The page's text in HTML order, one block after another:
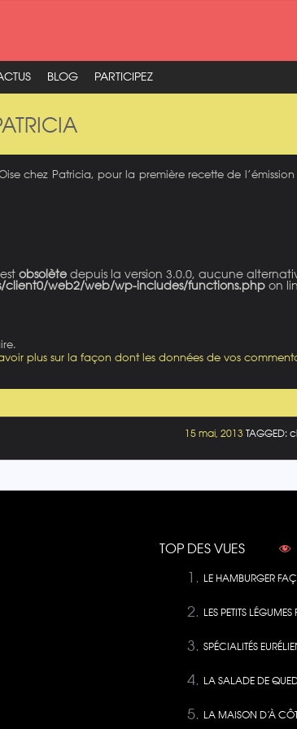
BLOG PARTICIPEZ
chez Patricia, pour la première recette de
obsolète depuis la version 3.0.0, aucune
client0/web2/web/wp-includes/functions.php on
plus sur la façon dont les données de vos
15 mai, 2013 TAGGED:
TOP DES VUES
LE HAMBURGER
LES PETITS
SPÉCIALITÉS
LA SALADE DE
LA MAISON D’À